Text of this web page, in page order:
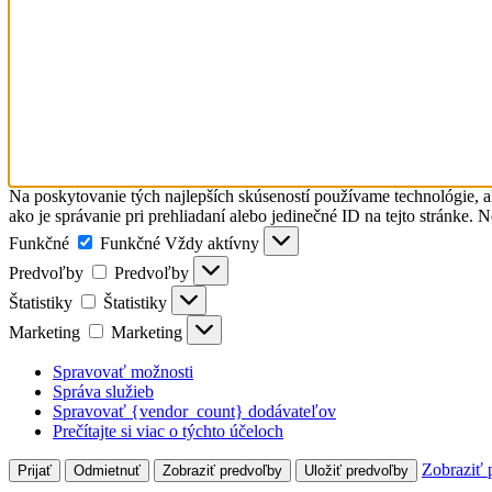
Na poskytovanie tých najlepších skúseností používame
ako je správanie pri prehliadaní alebo jedinečné ID na tejto stránke.
Funkčné
Funkčné Vždy aktívny
Predvoľby
Predvoľby
Štatistiky
Štatistiky
Marketing
Marketing
Spravovať možnosti
Správa služieb
Spravovať {vendor_count} dodávateľov
Prečítajte si viac o týchto účeloch
Prijať Odmietnuť Zobraziť predvoľby Uložiť predvoľby Zobraziť